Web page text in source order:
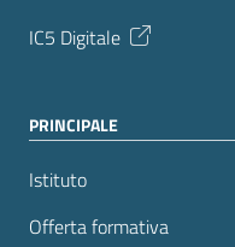
IC5 Digitale
PRINCIPALE
Istituto
Offerta formativa